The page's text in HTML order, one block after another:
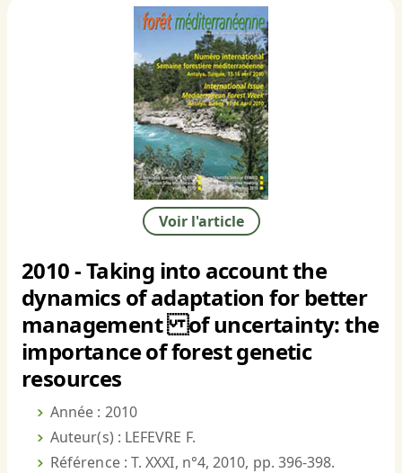
Voir l'article
2010 - Taking into account the
dynamics of adaptation for better
management of uncertainty: the
importance of forest genetic
resources
Année : 2010
Auteur(s) : LEFEVRE F.
Référence : T. XXXI, n°4, 2010, pp. 396-398.